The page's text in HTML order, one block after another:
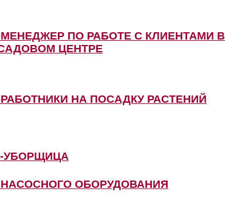
ПО РАБОТЕ С КЛИЕНТАМИ В
ЦЕНТРЕ
НА ПОСАДКУ РАСТЕНИЙ
-УБОРЩИЦА
ОБОРУДОВАНИЯ